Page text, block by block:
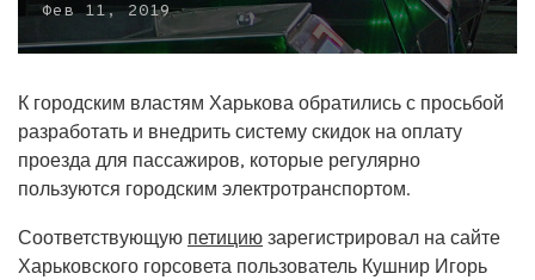
Фев 11, 2019
К городским властям Харькова обратились с просьбой
разработать и внедрить систему скидок на оплату
проезда для пассажиров, которые регулярно
пользуются городским электротранспортом.
Соответствующую петицию зарегистрировал на сайте
Харьковского горсовета пользователь Кушнир Игорь